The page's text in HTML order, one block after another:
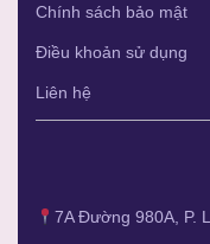
Chính sách bảo mật
Điều khoản sử dụng
Liên hệ
7A Đường 980A, P.